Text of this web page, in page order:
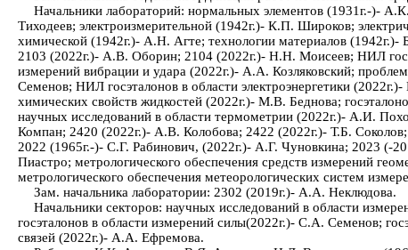
Начальники лабораторий: нормальных элементов (1931г.-)-
Тиходеев; электроизмерительной (1942г.)- К.П. Широков;
химической (1942г.)- А.Н. Агте; технологии материалов
2103 (2022г.)- А.В. Оборин; 2104 (2022г.)- Н.Н. Моисеев; НИЛ
измерений вибрации и удара (2022г.)- А.А. Козляковский;
Семенов; НИЛ госэталонов в области электроэнергетики
химических свойств жидкостей (2022г.)- М.В. Беднова;
научных исследований в области термометрии (2022г.)- А.И.
Компан; 2420 (2022г.)- А.В. Колобова; 2422 (2022г.)- Т.Б.
2022 (1965г.-)- С.Г. Рабинович, (2022г.)- А.Г. Чуновкина; 2023
Пиастро; метрологического обеспечения средств измерений
метрологического обеспечения метеорологических систем
Зам. начальника лаборатории: 2302 (2019г.)- А.А. Неклюдова.
Начальники секторов: научных исследований в области
госэталонов в области измерений силы(2022г.)- С.А. Семенов;
связей (2022г.)- А.А. Ефремова.